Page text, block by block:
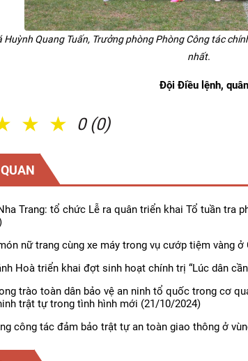
Quang Tuấn, Trưởng phòng Phòng Công tác
nhất.
Đội Điều lệnh,
0 (0)
5 Sao
4 Sao
3 Sao
Sao
Trang: tổ chức Lễ ra quân triển khai Tổ tuần tra
nữ trang cùng xe máy trong vụ cướp tiệm vàng ở
Hoà triển khai đợt sinh hoạt chính trị “Lúc dân
trào toàn dân bảo vệ an ninh tổ quốc trong cơ
trật tự trong tình hình mới (21/10/2024)
công tác đảm bảo trật tự an toàn giao thông ở